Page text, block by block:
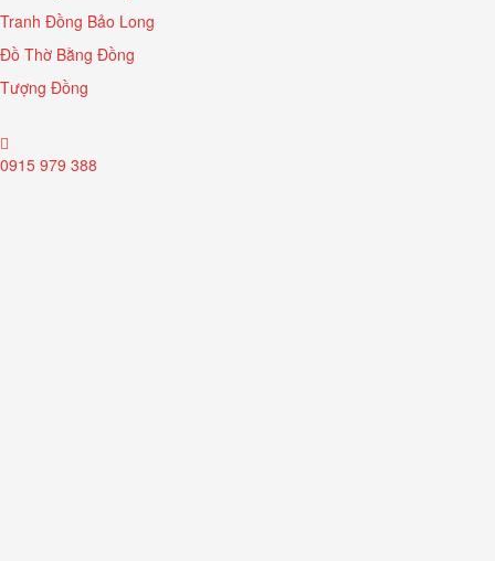
Tranh Đồng Bảo Long
Đồ Thờ Bằng Đồng
Tượng Đồng
0915 979 388